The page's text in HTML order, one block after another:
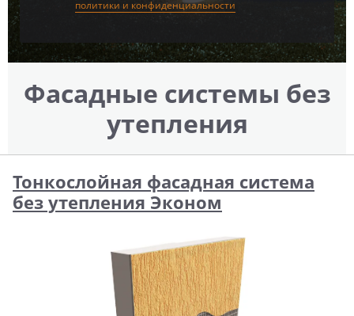
политики и конфиденциальности
Фасадные системы без
утепления
Тонкослойная фасадная система
без утепления Эконом